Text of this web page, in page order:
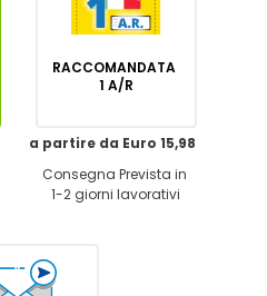
RACCOMANDATA
1 A/R
a partire da Euro 15,98
Consegna Prevista in
1-2 giorni lavorativi